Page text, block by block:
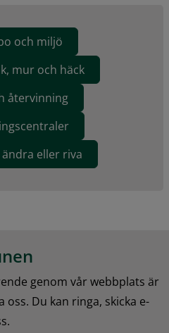
och miljö
mur och häck
återvinning
eller riva
genom vår webbplats är
Du kan ringa, skicka e-